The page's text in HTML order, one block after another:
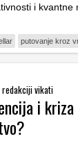
i kvantne
putovanje kroz
redakciji vikati
i kriza